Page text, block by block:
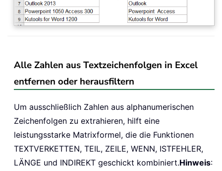
Alle Zahlen aus Textzeichenfolgen in Excel
entfernen oder herausfiltern
Um ausschließlich Zahlen aus alphanumerischen
Zeichenfolgen zu extrahieren, hilft eine
leistungsstarke Matrixformel, die die Funktionen
TEXTVERKETTEN, TEIL, ZEILE, WENN, ISTFEHLER,
LÄNGE und INDIREKT geschickt kombiniert.Hinweis: